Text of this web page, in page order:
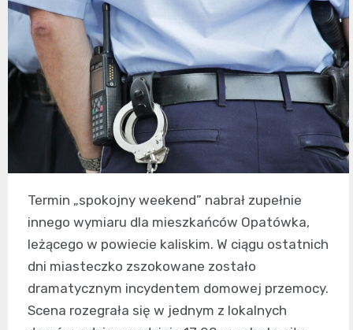
Termin „spokojny weekend” nabrał zupełnie
innego wymiaru dla mieszkańców Opatówka,
leżącego w powiecie kaliskim. W ciągu ostatnich
dni miasteczko zszokowane zostało
dramatycznym incydentem domowej przemocy.
Scena rozegrała się w jednym z lokalnych